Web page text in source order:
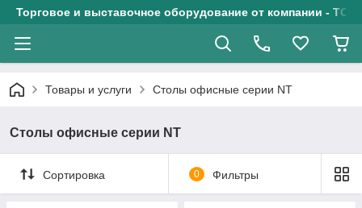
Торговое и выставочное оборудование от компании - ТОО
Товары и услуги Столы офисные серии NT
Столы офисные серии NT
Сортировка 0 Фильтры